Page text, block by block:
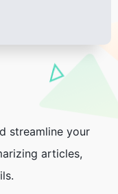
streamline your
articles,